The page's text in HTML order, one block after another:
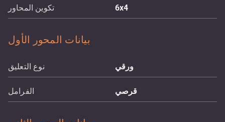
تكوين المحاور 6x4
بيانات المحور الأول
نوع التعليق ورقي
الفرامل قرصي